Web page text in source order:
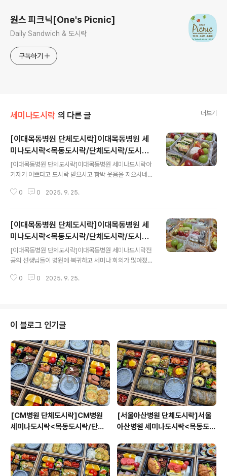
원스 피크닉[One's Picnic]
Daily Sandwich & 도시락
구독하기
세미나도시락 의 다른 글 더보기
[이대목동병원 단체도시락]이대목동병원 세
미나도시락<목동도시락/단체도시락/도시락
케이터링:원스피크닉>
[이대목동병원 단체도시락]이대목동병원 세미나도시락아
기자기 이쁘다고 도시락 받으시고 함박 웃음을 지으시네요
r.com
0 0 2025. 9. 25.
[이대목동병원 단체도시락]이대목동병원 세
미나도시락<목동도시락/단체도시락/도시락
케이터링:원스피크닉>
[이대목동병원 단체도시락]이대목동병원 세미나도시락전
공의 선생님들이 병원에 복귀하고 세미나 회의가 많아졌어
er.com
0 0 2025. 9. 25.
이 블로그 인기글
[CM병원 단체도시락]CM병원
세미나도시락<목동도시락/단체
닉>
[서울아산병원 단체도시락]서울
아산병원 세미나도시락<목동도시
원스피크닉>